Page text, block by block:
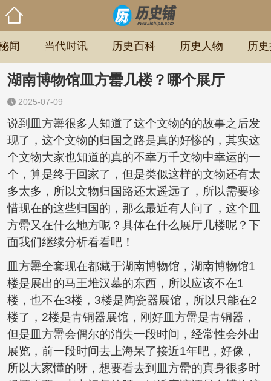
闻 当代时讯 历史百科 历史人物 历
湖南博物馆皿方罍几楼？哪个展厅
2025-07-09
说到皿方罍很多人知道了这个文物的的故事之后发
现了，这个文物的归国之路是真的好惨的，其实这
个文物大家也知道的真的不幸万千文物中幸运的一
个，算是终于回家了，但是类似这样的文物还有太
多太多，所以文物归国路还太遥远了，所以需要珍
惜现在的这些归国的，那么最近有人问了，这个皿
方罍又在什么地方呢？具体在什么展厅几楼呢？下
面我们继续分析看看吧！
皿方罍全套现在都藏于湖南博物馆，湖南博物馆1
楼是展出的马王堆汉墓的东西，所以应该不在1
楼，也不在3楼，3楼是陶瓷器展馆，所以只能在2
楼了，2楼是青铜器展馆，刚好皿方罍是青铜器，
但是皿方罍会偶尔的消失一段时间，经常性会外出
展览，前一段时间去上海呆了接近1年吧，好像，
所以大家懂的呀，想要看去到皿方罍的真身很多时